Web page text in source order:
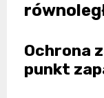
Ochrona
punkt